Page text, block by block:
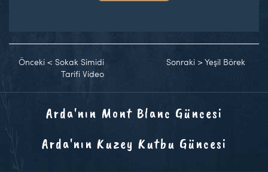
Önceki < Sokak Simidi
Tarifi Video
Sonraki >Yeşil Börek
Arda'nın Mont Blanc Güncesi
Arda'nın Kuzey Kutbu Güncesi